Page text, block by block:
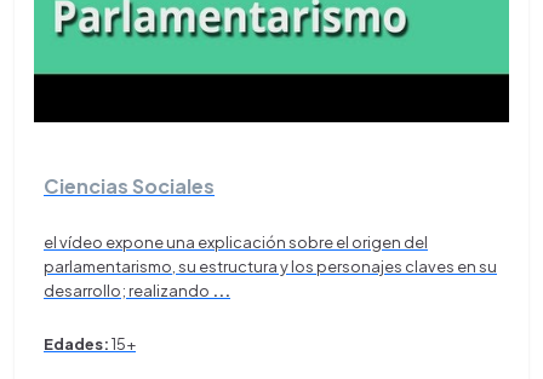
Ciencias Sociales
el vídeo expone una explicación sobre el origen del
parlamentarismo, su estructura y los personajes claves en su
desarrollo; realizando ...
Edades:15+